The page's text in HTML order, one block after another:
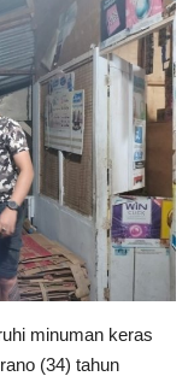
minuman keras
(34) tahun